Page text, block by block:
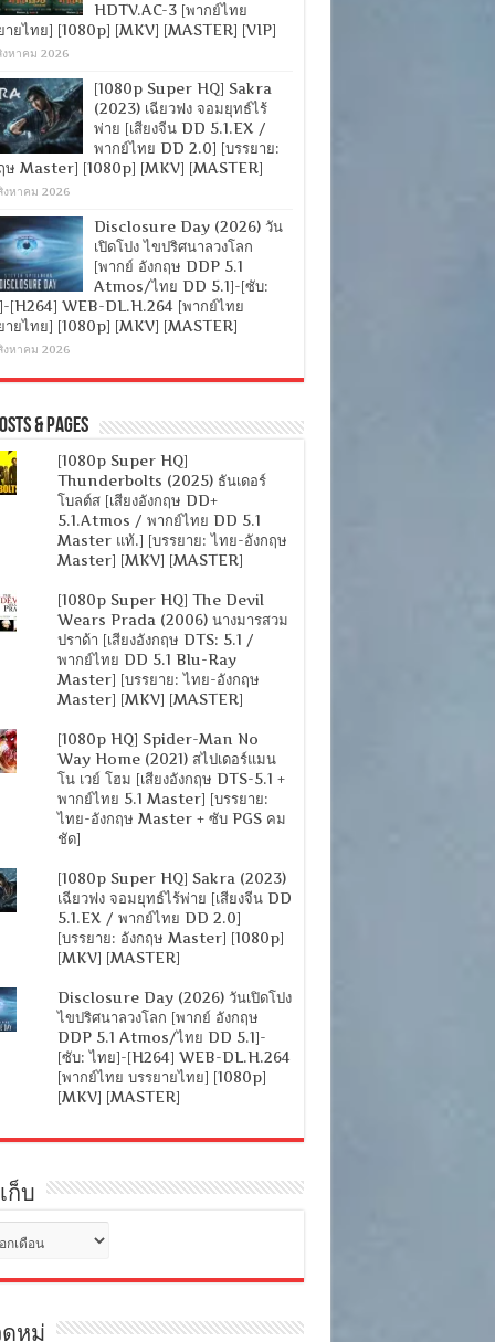
HDTV.AC-3 [พากย์ไทย
ายไทย] [1080p] [MKV] [MASTER] [VIP]
งหาคม 2026
[1080p Super HQ] Sakra
(2023) เฉียวฟง จอมยุทธ์ไร้
พ่าย [เสียงจีน DD 5.1.EX /
พากย์ไทย DD 2.0] [บรรยาย:
ษ Master] [1080p] [MKV] [MASTER]
งหาคม 2026
Disclosure Day (2026) วัน
เปิดโปง ไขปริศนาลวงโลก
[พากย์ อังกฤษ DDP 5.1
Atmos/ไทย DD 5.1]-[ซับ:
[H264] WEB-DL.H.264 [พากย์ไทย
ายไทย] [1080p] [MKV] [MASTER]
งหาคม 2026
& Pages
[1080p Super HQ]
Thunderbolts (2025) ธันเดอร์
โบลต์ส [เสียงอังกฤษ DD+
5.1.Atmos / พากย์ไทย DD 5.1
Master แท้.] [บรรยาย: ไทย-อังกฤษ
Master] [MKV] [MASTER]
[1080p Super HQ] The Devil
Wears Prada (2006) นางมารสวม
ปราด้า [เสียงอังกฤษ DTS: 5.1 /
พากย์ไทย DD 5.1 Blu-Ray
Master] [บรรยาย: ไทย-อังกฤษ
Master] [MKV] [MASTER]
[1080p HQ] Spider-Man No
Way Home (2021) สไปเดอร์แมน
โน เวย์ โฮม [เสียงอังกฤษ DTS-5.1 +
พากย์ไทย 5.1 Master] [บรรยาย:
ไทย-อังกฤษ Master + ซับ PGS คม
ชัด]
[1080p Super HQ] Sakra (2023)
เฉียวฟง จอมยุทธ์ไร้พ่าย [เสียงจีน DD
5.1.EX / พากย์ไทย DD 2.0]
[บรรยาย: อังกฤษ Master] [1080p]
[MKV] [MASTER]
Disclosure Day (2026) วันเปิดโปง
ไขปริศนาลวงโลก [พากย์ อังกฤษ
DDP 5.1 Atmos/ไทย DD 5.1]-
[ซับ: ไทย]-[H264] WEB-DL.H.264
[พากย์ไทย บรรยายไทย] [1080p]
[MKV] [MASTER]
ก็บ
หมู่